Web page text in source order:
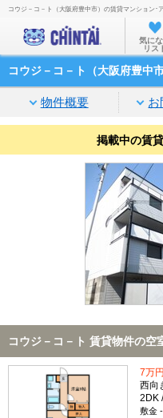
お
コウジ－コ－ト（大阪府豊中市）の賃貸マンション･
気に
リス
コウジ－コ－ト（大阪府豊中
物件概要 お
掲載中の賃
コウジ－コ－ト 賃貸物件の空
7万円
西向
2DK
敷金